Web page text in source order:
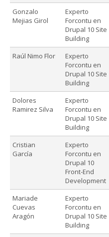
Gonzalo
Mejias Girol
Experto
Forcontu en
Drupal 10 Site
Building
Raúl Nimo Flor
Experto
Forcontu en
Drupal 10 Site
Building
Dolores
Ramirez Silva
Experto
Forcontu en
Drupal 10 Site
Building
Cristian
García
Experto
Forcontu en
Drupal 10
Front-End
Development
Mariade
Cuevas
Aragón
Experto
Forcontu en
Drupal 10 Site
Building